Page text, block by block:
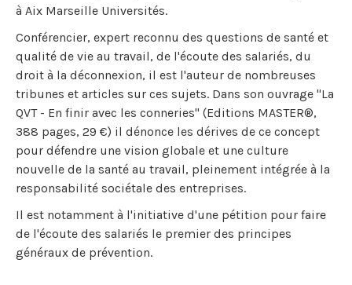
à Aix Marseille Universités.
Conférencier, expert reconnu des questions de santé et
qualité de vie au travail, de l'écoute des salariés, du
droit à la déconnexion, il est l'auteur de nombreuses
tribunes et articles sur ces sujets. Dans son ouvrage "La
QVT - En finir avec les conneries" (Editions MASTER®,
388 pages, 29 €) il dénonce les dérives de ce concept
pour défendre une vision globale et une culture
nouvelle de la santé au travail, pleinement intégrée à la
responsabilité sociétale des entreprises.
Il est notamment à l'initiative d'une pétition pour faire
de l'écoute des salariés le premier des principes
généraux de prévention.